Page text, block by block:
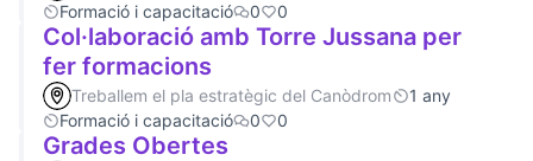
Formació i capacitació
0 0
Col·laboració amb Torre Jussana per
fer formacions
Treballem el pla estratègic del Canòdrom
1 any
Formació i capacitació
0 0
Grades Obertes